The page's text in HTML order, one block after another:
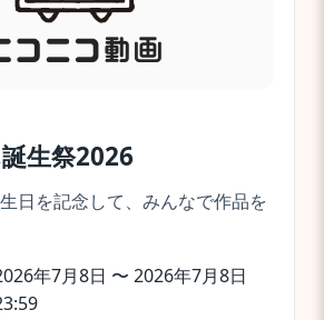
生祭2026
日を記念して、みんなで作品を
年7月8日 〜 2026年7月8日